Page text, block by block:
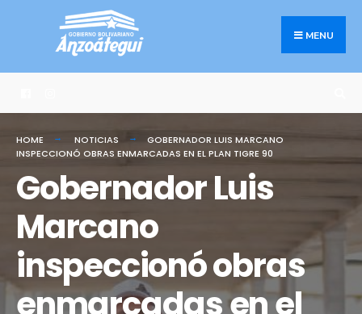
MENU
HOME NOTICIAS
GOBERNADOR LUIS MARCANO
INSPECCIONÓ OBRAS ENMARCADAS EN EL PLAN TIGRE 90
Gobernador Luis
Marcano
inspeccionó obras
enmarcadas en el
Search